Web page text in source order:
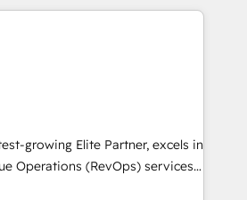
Optimisation, and
B2B SEO, paid
professional services,
sectors. Offices in
500+ HubSpot CRM
growing Elite Partner, excels in
Operations (RevOps) services